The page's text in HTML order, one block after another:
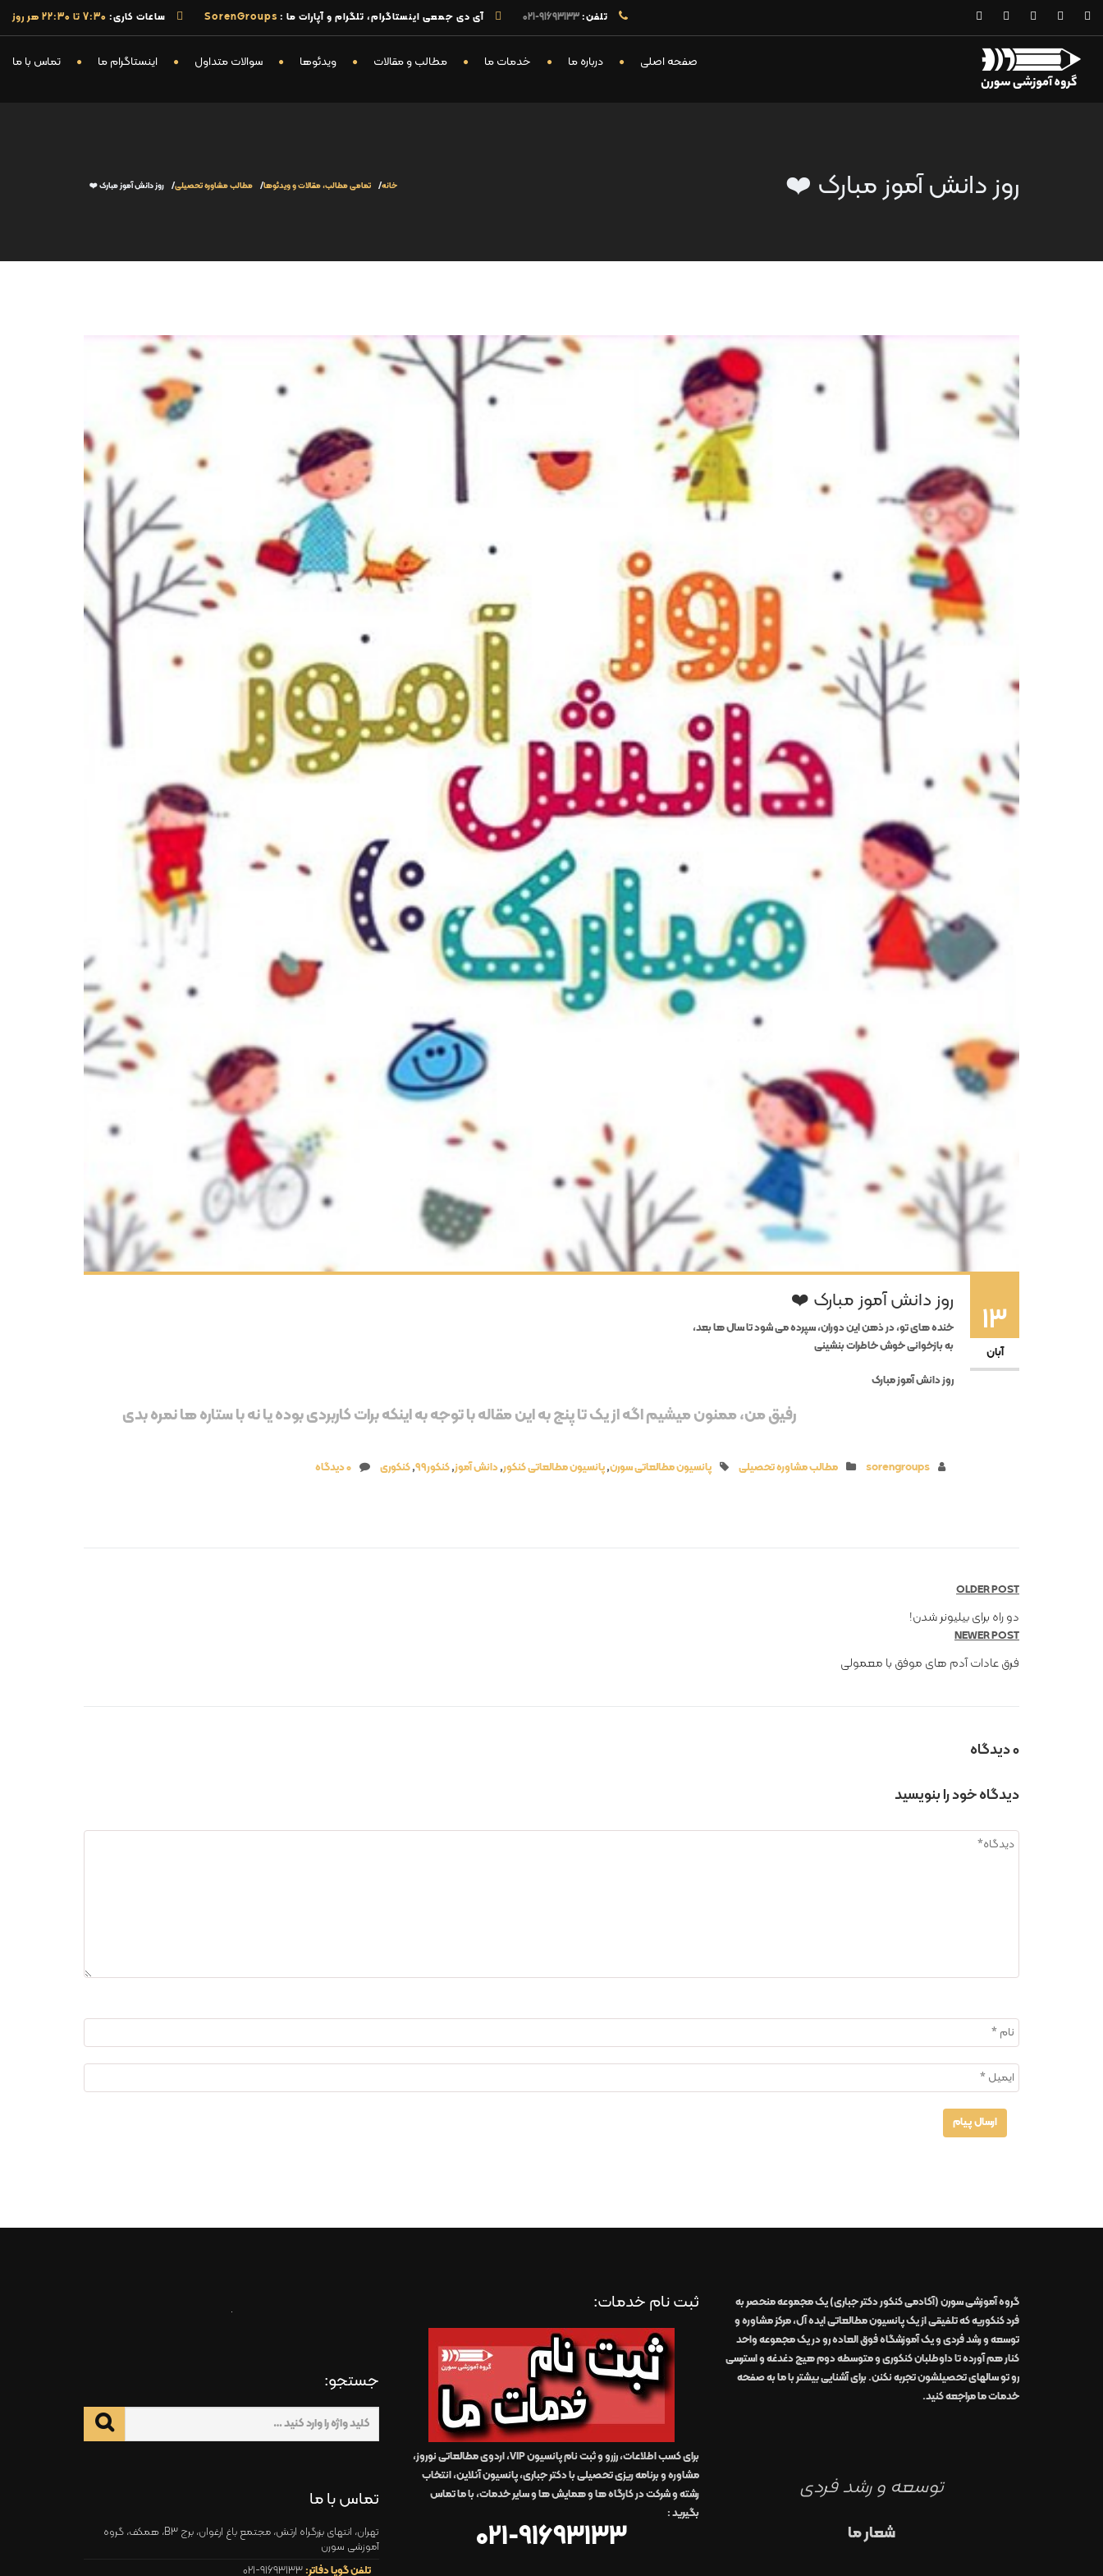
تلفن:91693133-021 آی دی جمعی اینستاگرام، تلگرام و آپارات ما : SorenGroups ساعات کاری: 7:30 تا 22:30 هر روز
صفحه اصلی درباره ما خدمات ما مطالب و مقالات ویدئوها سوالات متداول اینستاگرام ما تماس با ما
روز دانش آموز مبارک ❤️ خانه تمامی مطالب، مقالات و ویدئوها مطالب مشاوره تحصیلی روز دانش آموز مبارک ❤️
13
آبان
روز دانش آموز مبارک ❤️
خنده های تو، در ذهن این دوران، سپرده می شود تا سال ها بعد،
به بازخوانی خوش خاطرات بنشینی
روز دانش آموز مبارک
رفیق من، ممنون میشیم اگه از یک تا پنج به این مقاله با توجه به اینکه برات کاربردی بوده یا نه با ستاره ها نمره بدی
sorengroups مطالب مشاوره تحصیلی پانسیون مطالعاتی سورن,پانسیون مطالعاتی کنکور,دانش آموز,کنکور99 ,کنکوری 0 دیدگاه
OLDER POST
دو راه برای بیلیونر شدن!
NEWER POST
فرق عادات آدم های موفق با معمولی
0 دیدگاه
دیدگاه خود را بنویسید
جستجو:
تماس با ما
تهران، انتهای بزرگراه ارتش، مجتمع باغ ارغوان، برج B3، همکف، گروه
آموزشی سورن
تلفن گویا دفاتر:
ثبت نام خدمات:
برای کسب اطلاعات، رزرو و ثبت نام پانسیون VIP، اردوی مطالعاتی نوروز،
مشاوره و برنامه ریزی تحصیلی با دکتر جباری، پانسیون آنلاین، انتخاب
رشته و شرکت در کارگاه ها و همایش ها و سایر خدمات،با ما تماس
بگیرید:
021-91693133
گروه آموزشی سورن (آکادمی کنکور دکتر جباری)یک مجموعه منحصر به
فرد کنکوریه که تلفیقی از یکپانسیون مطالعاتیایده آل،مرکز مشاوره و
توسعه و رشدفردیو یکآموزشگاهفوق العادهرو دریک مجموعه واحد
کنار هم آورده تا داوطلبان کنکوری و متوسطه دوم هیچ دغدغه و استرسی
رو تو سالهای تحصیلشون تجربه نکنن. برای آشنایی بیشتر با ما به صفحه
خدمات مامراجعه کنید.
توسعه و رشد فردی
شعار ما